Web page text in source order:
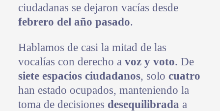
ciudadanas se dejaron vacías desde
febrero del año pasado.
Hablamos de casi la mitad de las
vocalías con derecho a voz y voto. De
siete espacios ciudadanos, solo cuatro
han estado ocupados, manteniendo la
toma de decisiones desequilibrada a